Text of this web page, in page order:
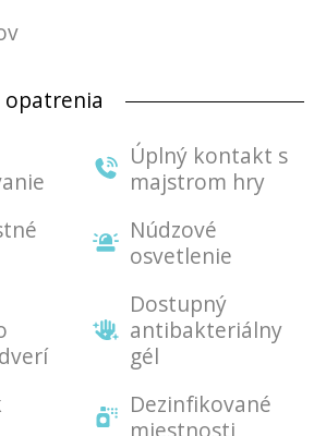
opatrenia
Úplný kontakt s
majstrom hry
Núdzové
osvetlenie
Dostupný
antibakteriálny
gél
Dezinfikované
miestnosti